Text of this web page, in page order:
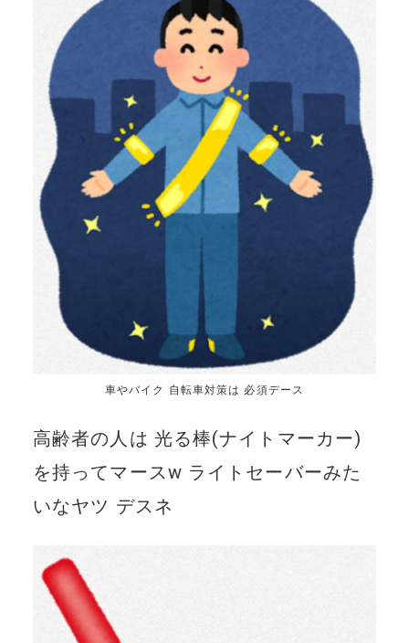
車やバイク 自転車対策は 必須デース
高齢者の人は 光る棒(ナイトマーカー)
を持ってマースw ライトセーバーみた
いなヤツ デスネ